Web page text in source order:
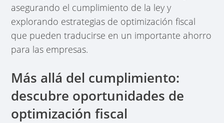
asegurando el cumplimiento de la ley y
explorando estrategias de optimización fiscal
que pueden traducirse en un importante ahorro
para las empresas.
Más allá del cumplimiento:
descubre oportunidades de
optimización fiscal